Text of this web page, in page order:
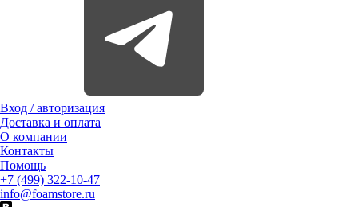
Вход / авторизация
Доставка и оплата
О компании
Контакты
Помощь
+7 (499) 322-10-47
info@foamstore.ru